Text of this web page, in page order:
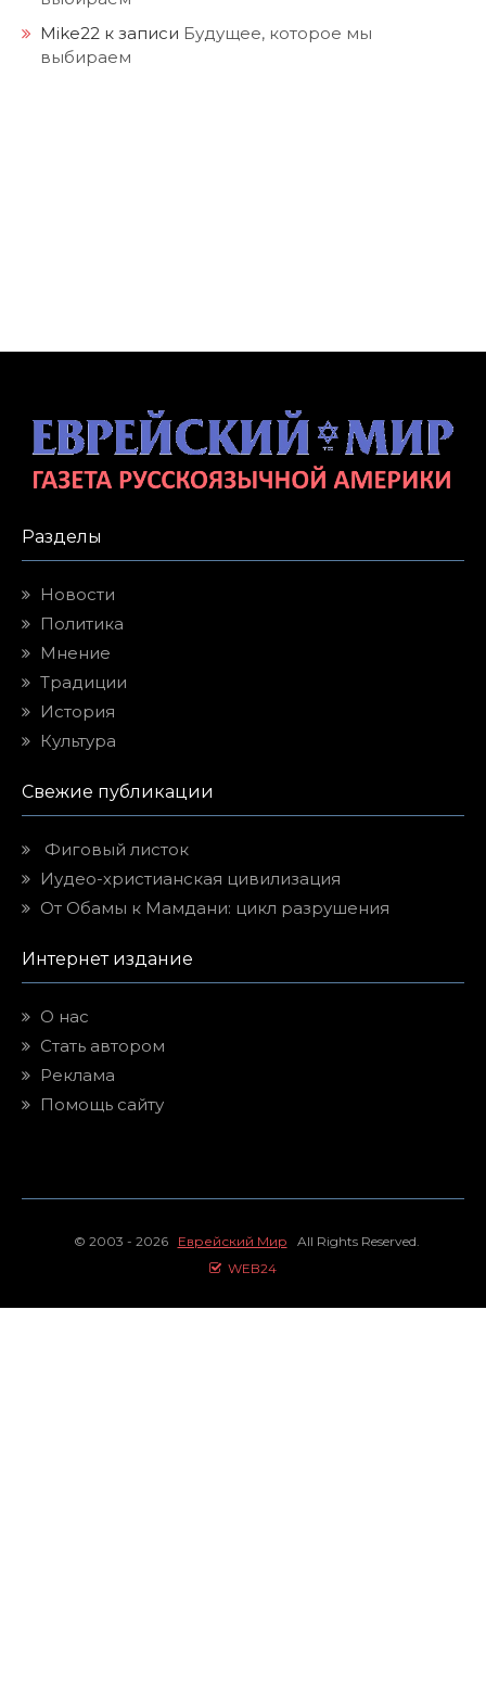
Mike22 к записи Будущее, которое мы
выбираем
Разделы
Новости
Политика
Мнение
Традиции
История
Культура
Свежие публикации
Фиговый листок
Иудео-христианская цивилизация
От Обамы к Мамдани: цикл разрушения
Интернет издание
О нас
Стать автором
Реклама
Помощь сайту
© 2003 - 2026 Еврейский Мир All Rights Reserved.
WEB24